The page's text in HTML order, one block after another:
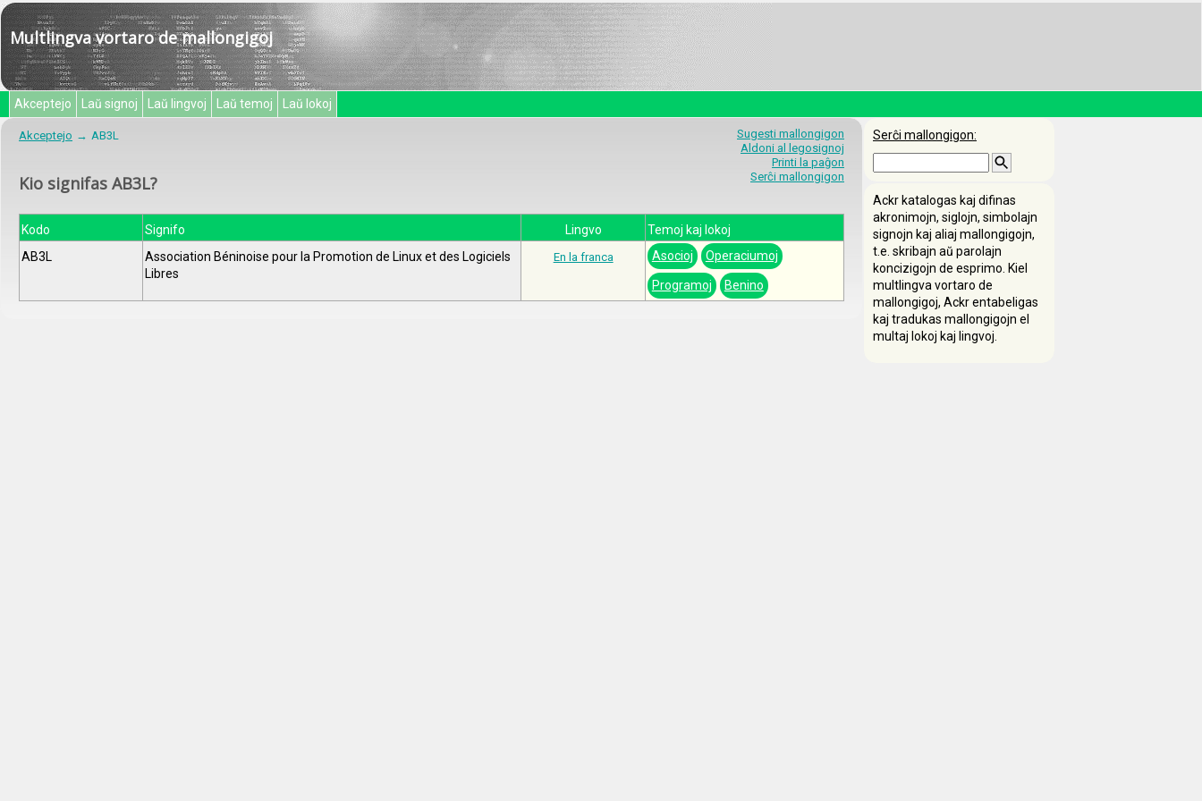
Multlingva vortaro de mallongigoj
Akceptejo Laŭ signoj Laŭ lingvoj Laŭ temoj Laŭ lokoj
Sugesti mallongigon
Aldoni al legosignoj
Printi la paĝon
Serĉi mallongigon
Akceptejo AB3L
Kio signifas AB3L?
Kodo Signifo Lingvo
Temoj kaj lokoj
AB3L
Association Béninoise pour la Promotion de Linux et des Logiciels
Libres
En la franca Asocioj Operaciumoj
Programoj Benino
Serĉi mallongigon:
Ackr katalogas kaj difinas
akronimojn, siglojn, simbolajn
signojn kaj aliaj mallongigojn,
t.e. skribajn aŭ parolajn
koncizigojn de esprimo. Kiel
multlingva vortaro de
mallongigoj, Ackr entabeligas
kaj tradukas mallongigojn el
multaj lokoj kaj lingvoj.